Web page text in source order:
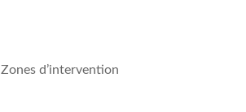
Zones d’intervention